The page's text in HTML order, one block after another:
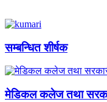
सम्बन्धित शीर्षक
मेडिकल कलेज तथा